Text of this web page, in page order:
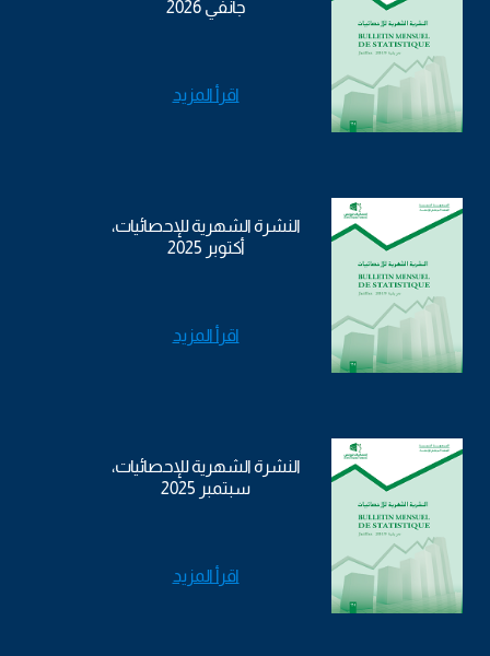
جانفي 2026
اقرأ المزيد
النشرة الشهرية للإحصائيات،
أكتوبر 2025
اقرأ المزيد
النشرة الشهرية للإحصائيات،
سبتمبر 2025
اقرأ المزيد